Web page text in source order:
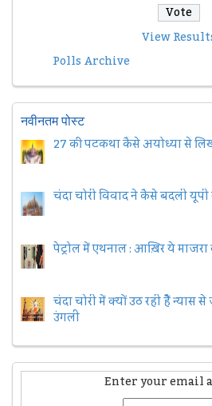
View
Polls Archive
नवीनतम पोस्ट
27 की पटकथा कैसे अयोध्या से
चंदा चोरी विवाद ने कैसे बदली
पेट्रोल में एथनाल : आख़िर ये माजरा
चंदा चोरी में क्यों उठ रही हैैं न्यास
उंगली
Enter your email